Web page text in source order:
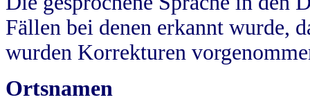
Fällen bei denen erkannt wurde,
wurden Korrekturen
Ortsnamen